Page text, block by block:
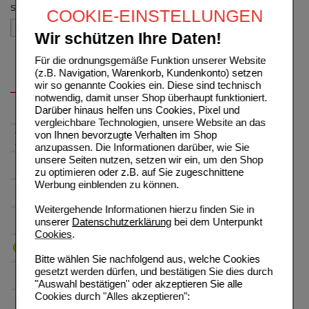
COOKIE-EINSTELLUNGEN
Wir schützen Ihre Daten!
Für die ordnungsgemäße Funktion unserer Website
(z.B. Navigation, Warenkorb, Kundenkonto) setzen
wir so genannte Cookies ein. Diese sind technisch
notwendig, damit unser Shop überhaupt funktioniert.
Darüber hinaus helfen uns Cookies, Pixel und
vergleichbare Technologien, unsere Website an das
von Ihnen bevorzugte Verhalten im Shop
anzupassen. Die Informationen darüber, wie Sie
unsere Seiten nutzen, setzen wir ein, um den Shop
zu optimieren oder z.B. auf Sie zugeschnittene
Werbung einblenden zu können.
Weitergehende Informationen hierzu finden Sie in
unserer Datenschutzerklärungbei dem Unterpunkt
Cookies.
Bitte wählen Sie nachfolgend aus, welche Cookies
gesetzt werden dürfen, und bestätigen Sie dies durch
"Auswahl bestätigen" oder akzeptieren Sie alle
Cookies durch "Alles akzeptieren":
Sortieren nach